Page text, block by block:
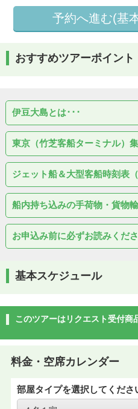
予約へ進む(基
おすすめツアーポイント
伊豆大島とは･･･
東京（竹芝客船ターミナル）
ジェット船＆大型客船時刻表（
船内持ち込みの手荷物・貨物
お申込み前に必ずお読みくださ
基本スケジュール
このツアーはリクエスト受付商
料金・空席カレンダー
部屋タイプを選択してくださ